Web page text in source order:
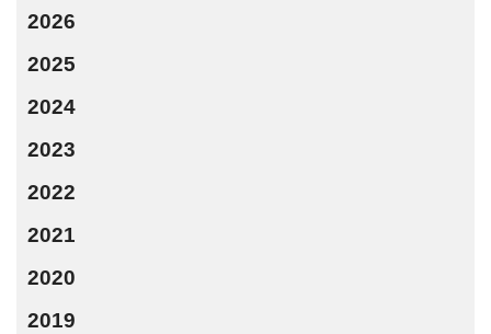
2026
2025
2024
2023
2022
2021
2020
2019